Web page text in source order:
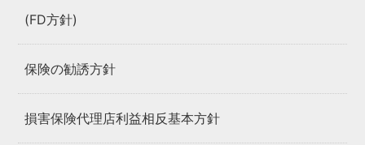
(FD方針)
保険の勧誘方針
損害保険代理店利益相反基本方針